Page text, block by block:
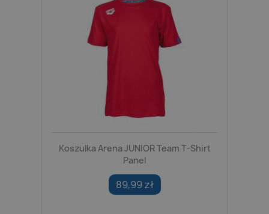
Koszulka Arena JUNIOR Team T-Shirt
Panel
89,99 zł